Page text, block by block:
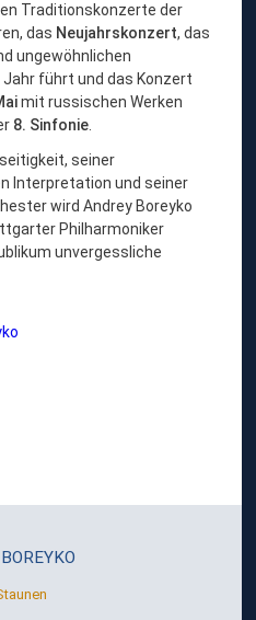
Traditionskonzerte der
das Neujahrskonzert, das
ungewöhnlichen
führt und das Konzert
mit russischen Werken
8. Sinfonie
seiner
Interpretation und seiner
wird Andrey Boreyko
Philharmoniker
unvergessliche